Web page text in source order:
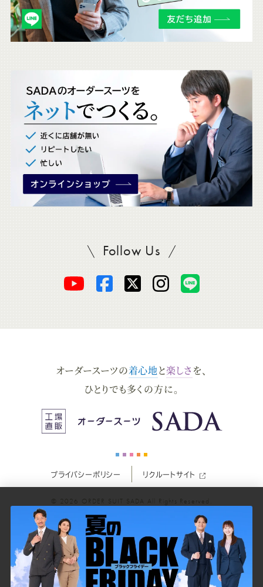
チ
ェ
Follow UsSADAをフォロー
オ
ー
ス
ツ
SADA
の
オ
ー
ス
ー
ツ
SADA
の
オ
ー
ス
ー
ツ
SADA
の
オ
ー
ス
ツ
SADA
の
ス
ツ
SADA
の
オーダースーツの着心地と楽しさ を、
ひとりでも多くの方に。
プライバシーポリシー リクルートサイト
© 2026 ORDER SUIT SADA All Rights Reserved.